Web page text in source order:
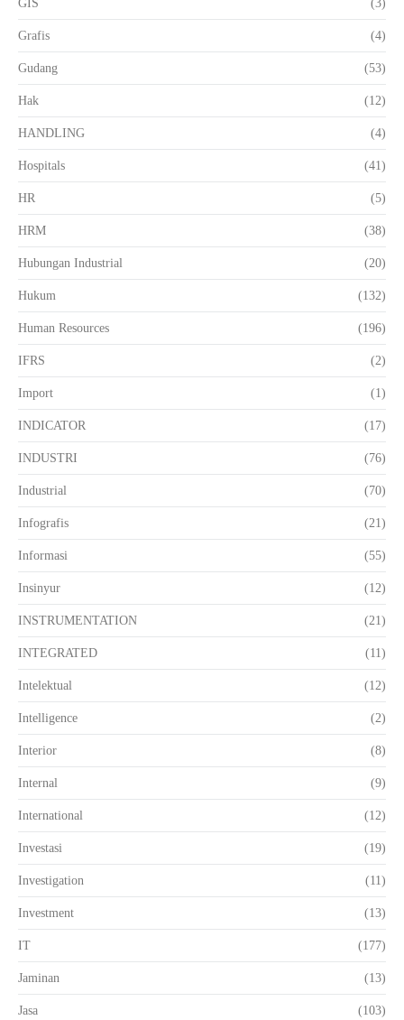
GIS (3)
Grafis (4)
Gudang (53)
Hak (12)
HANDLING (4)
Hospitals (41)
HR (5)
HRM (38)
Hubungan Industrial (20)
Hukum (132)
Human Resources (196)
IFRS (2)
Import (1)
INDICATOR (17)
INDUSTRI (76)
Industrial (70)
Infografis (21)
Informasi (55)
Insinyur (12)
INSTRUMENTATION (21)
INTEGRATED (11)
Intelektual (12)
Intelligence (2)
Interior (8)
Internal (9)
International (12)
Investasi (19)
Investigation (11)
Investment (13)
IT (177)
Jaminan (13)
Jasa (103)